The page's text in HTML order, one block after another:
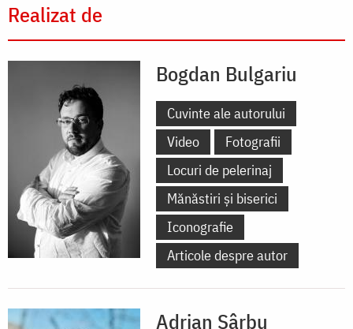
Realizat de
Bogdan Bulgariu
Cuvinte ale autorului
Video
Fotografii
Locuri de pelerinaj
Mănăstiri și biserici
Iconografie
Articole despre autor
Adrian Sârbu